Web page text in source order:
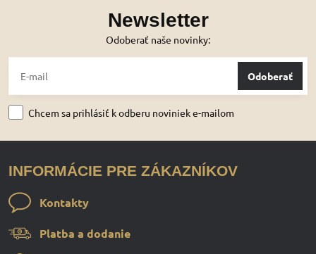
Newsletter
Odoberať naše novinky:
Odoberať
Chcem sa prihlásiť k odberu noviniek e-mailom
INFORMÁCIE PRE ZÁKAZNÍKOV
Kontakty
Platba a dodanie